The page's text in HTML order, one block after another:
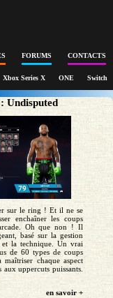
FORUMS CONTACTS
Xbox Series X ONE Switch
Undisputed
sur le ring ! Et il ne se
enchaîner les coups
Oh que non ! Il
basé sur la gestion
et la technique. Un vrai
de 60 types de coups
chaque aspect
uppercuts puissants.
en savoir +